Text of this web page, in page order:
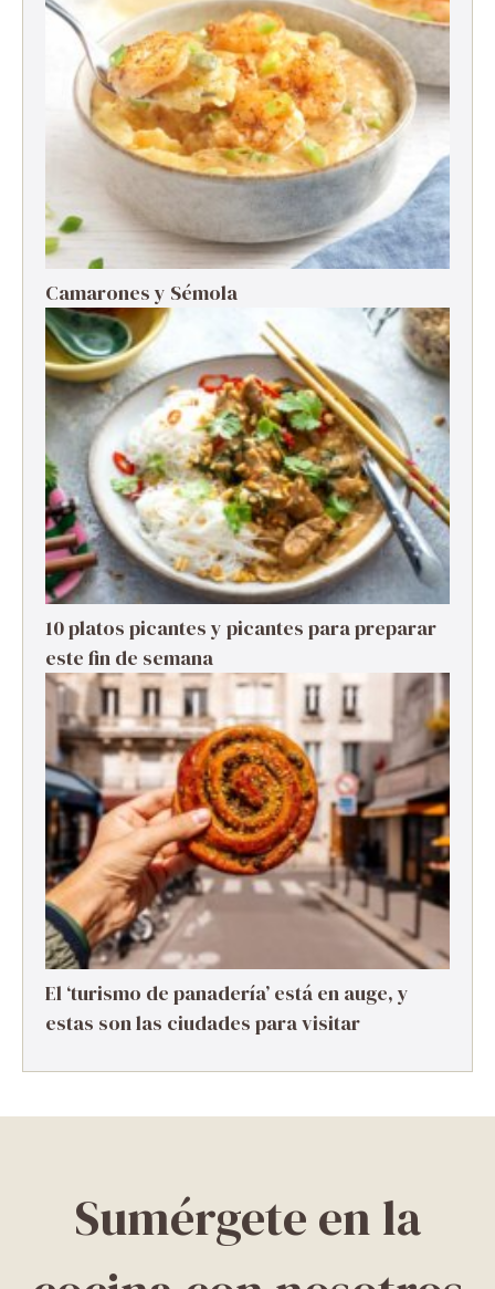
Camarones y Sémola
10 platos picantes y picantes para preparar
este fin de semana
El ‘turismo de panadería’ está en auge, y
estas son las ciudades para visitar
Sumérgete en la